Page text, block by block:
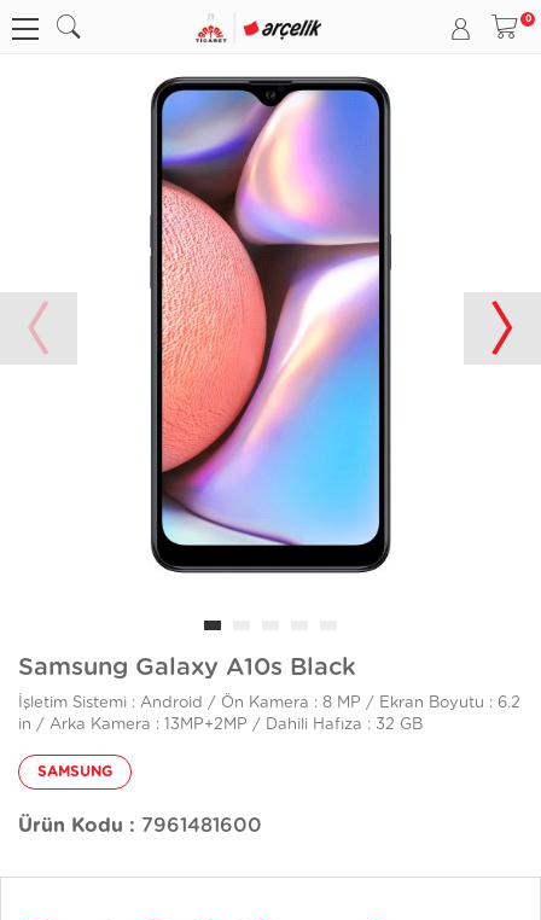
Samsung Galaxy A10s Black
İşletim Sistemi : Android / Ön Kamera : 8 MP / Ekran Boyutu : 6.2
in / Arka Kamera : 13MP+2MP / Dahili Hafıza : 32 GB
SAMSUNG
Ürün Kodu : 7961481600